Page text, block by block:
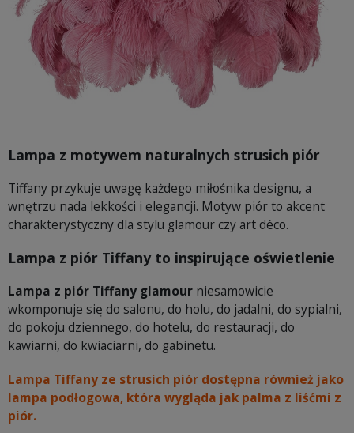
Lampa z motywem naturalnych strusich piór
Tiffany przykuje uwagę każdego miłośnika designu, a
wnętrzu nada lekkości i elegancji. Motyw piór to akcent
charakterystyczny dla stylu glamour czy art déco.
Lampa z piór Tiffany to inspirujące oświetlenie
Lampa z piór Tiffany glamour niesamowicie
wkomponuje się do salonu, do holu, do jadalni, do sypialni,
do pokoju dziennego, do hotelu, do restauracji, do
kawiarni, do kwiaciarni, do gabinetu.
Lampa Tiffany ze strusich piór dostępna również jako
lampa podłogowa, która wygląda jak palma z liśćmi z
piór.